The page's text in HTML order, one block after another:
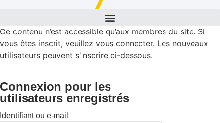
Ce contenu n’est accessible qu’aux membres du site. Si
vous êtes inscrit, veuillez vous connecter. Les nouveaux
utilisateurs peuvent s'inscrire ci-dessous.
Connexion pour les
utilisateurs enregistrés
Identifiant ou e-mail